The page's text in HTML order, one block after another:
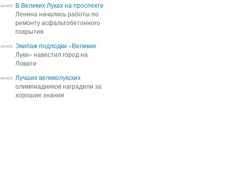
В Великих Луках на проспекте
Ленина начались работы по
ремонту асфальтобетонного
покрытия
В Великих Луках на проспекте
Ленина начались работы по
ремонту асфальтобетонного
покрытия
Экипаж подлодки «Великие
Луки» навестил город на
Ловати
Экипаж подлодки «Великие
Луки» навестил город на
Ловати
Лучших великолукских
олимпиадников наградили за
хорошие знания
Лучших великолукских
олимпиадников наградили за
хорошие знания